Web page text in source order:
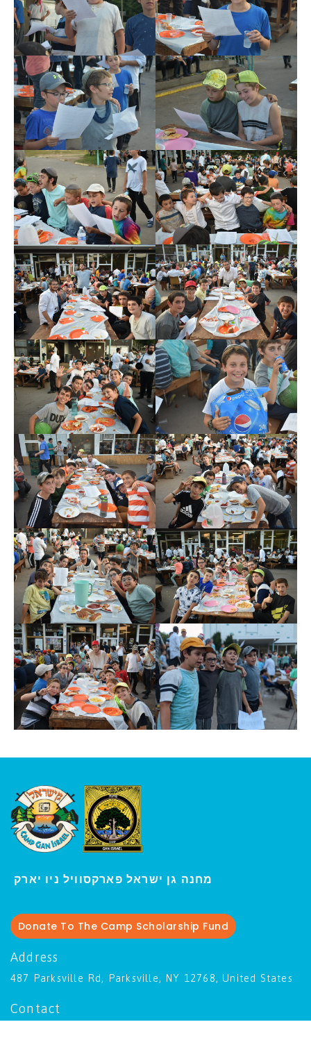
מחנה גן ישראל פארקסוויל ני
Donate To The Camp Scholarship Fund
Address
487 Parksville Rd, Parksville, NY 12768, United States
Contact